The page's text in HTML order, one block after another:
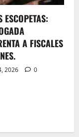
A FISCALES
2026 0